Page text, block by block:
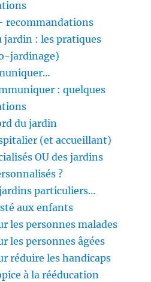
recommandations
jardin : les pratiques
jardinage)
: quelques
du jardin
(et accueillant)
OU des jardins
?
particuliers…
aux enfants
les personnes malades
les personnes âgées
réduire les handicaps
à la rééducation